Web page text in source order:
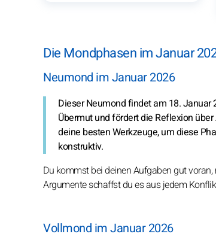
Die Mondphasen im Januar
Neumond im Januar 2026
Dieser Neumond findet am 18. Januar
Übermut und fördert die Reflexion
deine besten Werkzeuge, um diese
konstruktiv.
Du kommst bei deinen Aufgaben gut
Argumente schaffst du es aus jedem
Vollmond im Januar 2026